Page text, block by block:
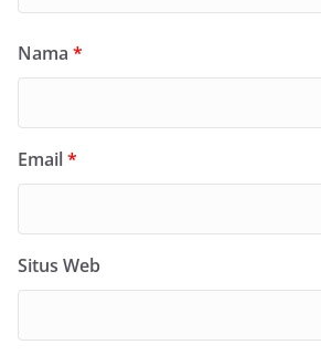
Nama *
Email*
Situs Web